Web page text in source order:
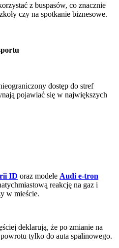
z buspasów, co znacznie
czy na spotkanie biznesowe.
dostęp do stref
pojawiać się w największych
ID oraz modele Audi e-tron
reakcję na gaz i
w mieście.
deklarują, że po zmianie na
tylko do auta spalinowego.